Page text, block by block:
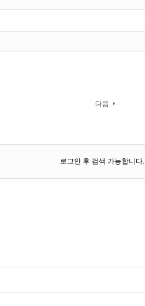
다음
로그인 후 검색 가능합니다.